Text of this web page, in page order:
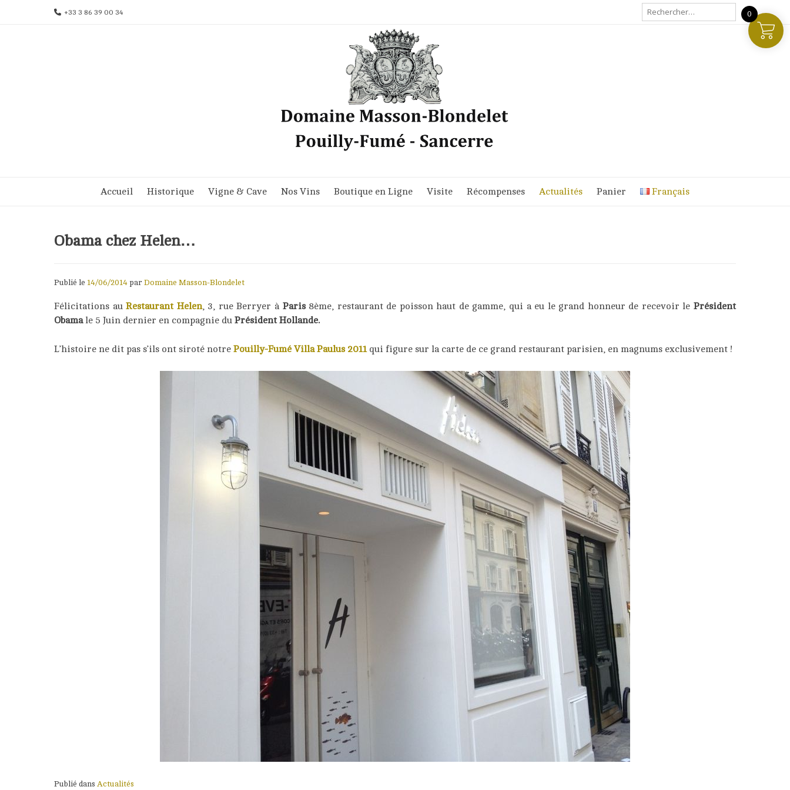
+33 3 86 39 00 34
Rechercher :
Accueil Historique Vigne & Cave Nos Vins Boutique en Ligne Visite Récompenses Actualités Panier Français
Obama chez Helen…
Publié le 14/06/2014 par Domaine Masson-Blondelet
Félicitations auRestaurant Helen, 3, rue Berryer à Paris 8ème, restaurant de poisson haut de gamme, qui a eu le grand honneur de recevoir le Président
Obama le 5 Juin dernier en compagnie du Président Hollande.
L’histoire ne dit pas s’ils ont siroté notre Pouilly-Fumé Villa Paulus 2011 qui figure sur la carte de ce grand restaurant parisien, en magnums exclusivement !
Publié dans Actualités
0